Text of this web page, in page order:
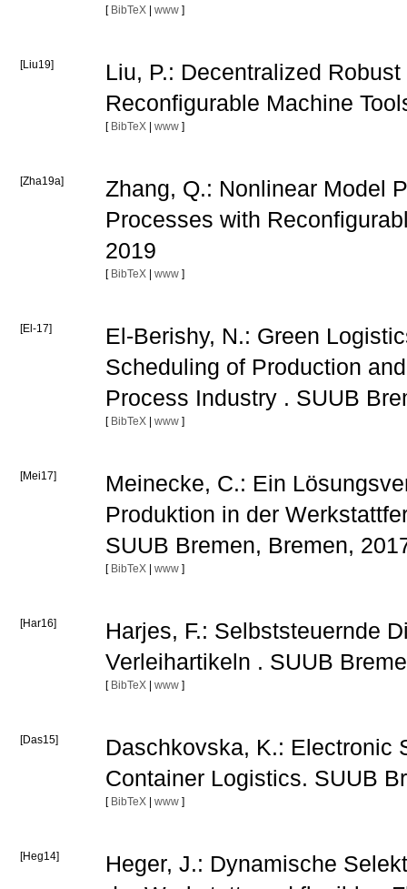
[ BibTeX| www ]
[Liu19]
Liu, P.: Decentralized
Reconfigurable Machine
[ BibTeX| www ]
[Zha19a]
Zhang, Q.: Nonlinear Model
Processes with
2019
[ BibTeX| www ]
[El-17]
El-Berishy, N.: Green
Scheduling of Production
Process Industry . SUUB
[ BibTeX| www ]
[Mei17]
Meinecke, C.: Ein
Produktion in der
SUUB Bremen, Bremen,
[ BibTeX| www ]
[Har16]
Harjes, F.: Selbststeuernde
Verleihartikeln . SUUB
[ BibTeX| www ]
[Das15]
Daschkovska, K.: Electronic
Container Logistics. SUUB
[ BibTeX| www ]
[Heg14]
Heger, J.: Dynamische